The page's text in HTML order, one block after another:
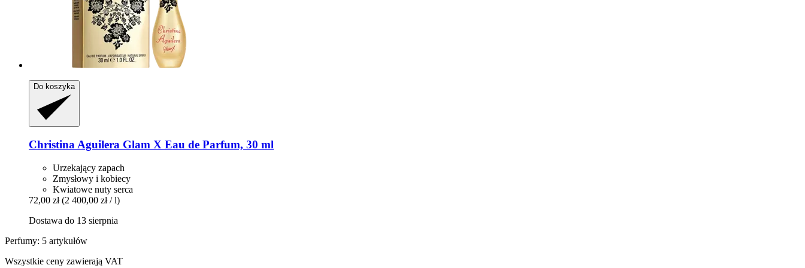
Do koszyka
Christina Aguilera Glam X Eau de Parfum, 30 ml
Urzekający zapach
Zmysłowy i kobiecy
Kwiatowe nuty serca
72,00 zł (2 400,00 zł / l)
Dostawa do 13 sierpnia
Perfumy: 5 artykułów
Wszystkie ceny zawierają VAT